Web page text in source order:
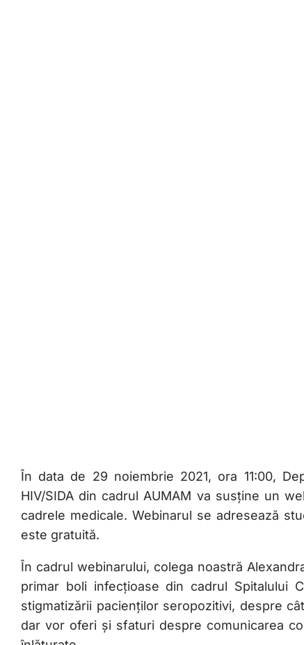
În data de 29 noiembrie 2021, ora 11:00,
HIV/SIDA din cadrul AUMAM va susține un
cadrele medicale. Webinarul se adresează
este gratuită.
În cadrul webinarului, colega noastră
primar boli infecțioase din cadrul Spitalului
stigmatizării pacienților seropozitivi, despre
dar vor oferi și sfaturi despre comunicarea